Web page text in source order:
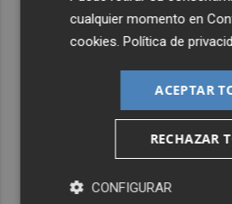
cualquier momento en
cookies .Política de
ACEPTAR
RECHAZAR
CONFIGURAR